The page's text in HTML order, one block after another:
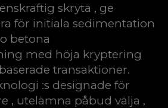
skryta , ge
för initiala sedimentation
betona
med höja kryptering
transaktioner.
:s designade för
, utelämna påbud välja ,